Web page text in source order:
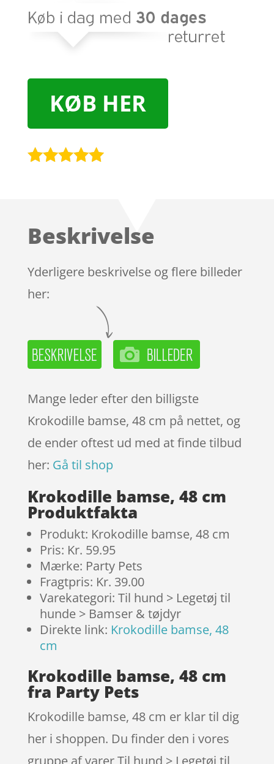
KØB HER
kundebedøm
Beskrivelse
Yderligere beskrivelse og flere billeder
her:
Mange leder efter den billigste
Krokodille bamse, 48 cm på nettet, og
de ender oftest ud med at finde tilbud
her: Gå til shop
Krokodille bamse, 48 cm
Produktfakta
Produkt: Krokodille bamse, 48 cm
Pris: Kr. 59.95
Mærke: Party Pets
Fragtpris: Kr. 39.00
Varekategori: Til hund > Legetøj til
hunde > Bamser & tøjdyr
Direkte link: Krokodille bamse, 48
cm
Krokodille bamse, 48 cm
fra Party Pets
Krokodille bamse, 48 cm er klar til dig
her i shoppen. Du finder den i vores
gruppe af varer Til hund > Legetøj til